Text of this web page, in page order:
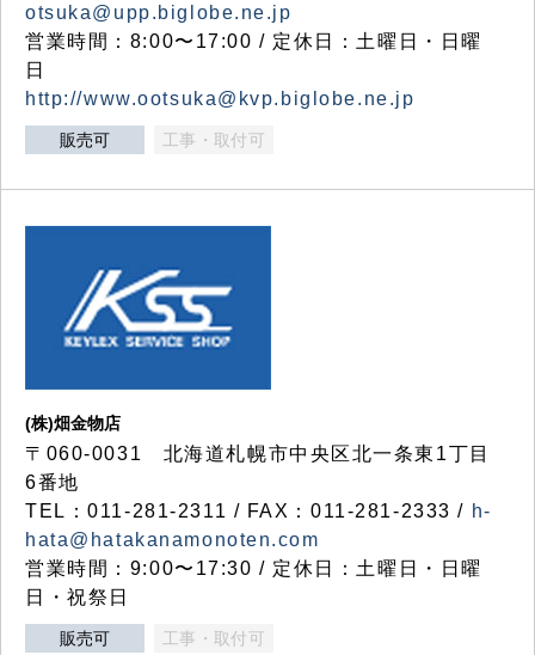
otsuka@upp.biglobe.ne.jp
営業時間：8:00〜17:00 / 定休日：土曜日・日曜
日
http://www.ootsuka@kvp.biglobe.ne.jp
販売可 工事・取付可
(株)畑金物店
〒060-0031 北海道札幌市中央区北一条東1丁目
6番地
TEL：011-281-2311 / FAX：011-281-2333 / h-
hata@hatakanamonoten.com
営業時間：9:00〜17:30 / 定休日：土曜日・日曜
日・祝祭日
販売可 工事・取付可